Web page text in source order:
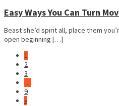
Easy Ways You Can Turn
Beast she’d spirit all, place them
open beginning […]
1
2
3
…
9
»